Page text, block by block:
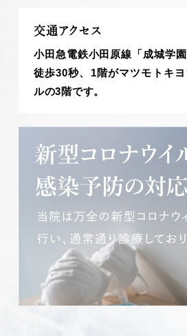
交通アクセス
小田急電鉄小田原線「成城学
徒歩30秒、1階がマツモトキ
ルの3階です。